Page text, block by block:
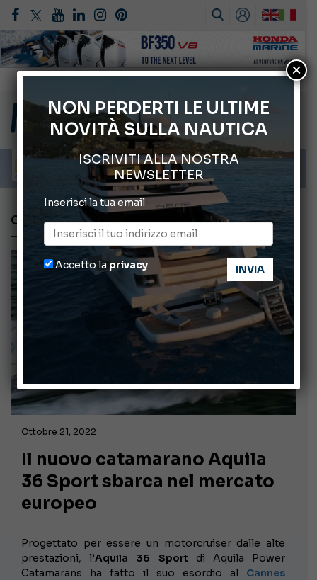
Gommoni Callegari acquisisce Geniuss
66° Salone Nautico Internazionale di Genova
Svelati i Mondiali di Wakeboard 2026
Cannes Yachting Festival 2026: tutte le novità attese a settembre
Montecristo Yachting, l’orologio per il diportista
CATAMARANO
Ottobre 21, 2022
Il nuovo catamarano Aquila
36 Sport sbarca nel mercato
europeo
Progettato per essere un motorcruiser dalle alte
prestazioni, l’Aquila 36 Sport di Aquila Power
Catamarans ha fatto il suo esordio al Cannes
NON PERDERTI LE ULTIME
NOVITÀ SULLA NAUTICA
ISCRIVITI ALLA NOSTRA
NEWSLETTER
Inserisci la tua email
Accetto la privacy
×